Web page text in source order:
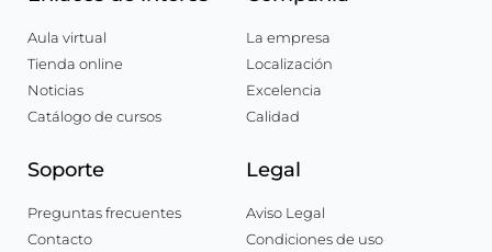
Aula virtual
Tienda online
Noticias
Catálogo de cursos
La empresa
Localización
Excelencia
Calidad
Soporte
Preguntas frecuentes
Contacto
Legal
Aviso Legal
Condiciones de uso